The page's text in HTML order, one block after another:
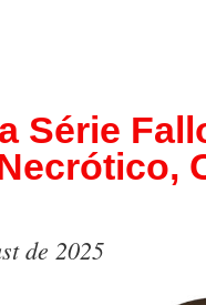
Série
de 2025